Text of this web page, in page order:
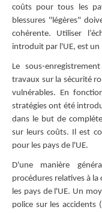
coûts pour tous les
blessures "légères"
cohérente. Utiliser
introduit par l'UE, est un
Le sous-
travaux sur la sécurité
vulnérables. En
stratégies ont été
dans le but de
sur leurs coûts. Il est
pour les pays de l'UE.
D'une manière
procédures relatives à
les pays de l'UE. Un
police sur les accidents